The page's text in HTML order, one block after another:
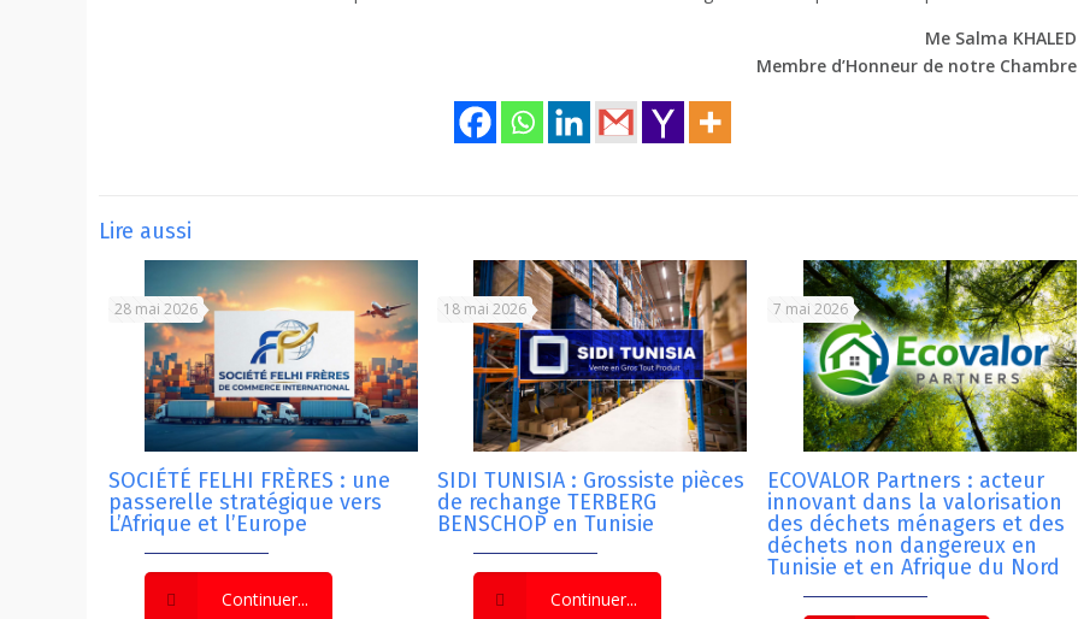
Me Salma KHALED
Membre d’Honneur de notre Chambre
Lire aussi
28 mai 2026
SOCIÉTÉ FELHI FRÈRES : une
passerelle stratégique vers
L’Afrique et l’Europe
Continuer...
18 mai 2026
SIDI TUNISIA : Grossiste pièces
de rechange TERBERG
BENSCHOP en Tunisie
Continuer...
7 mai 2026
ECOVALOR Partners : acteur
innovant dans la valorisation
des déchets ménagers et des
déchets non dangereux en
Tunisie et en Afrique du Nord